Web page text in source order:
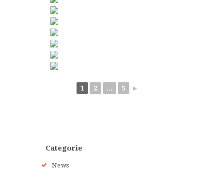
1 2 ... 5 ►
Categorie
News